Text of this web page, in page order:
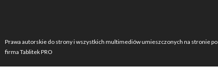
Prawa autorskie do strony i wszystkich multimediów umieszczonych na stronie
firma Tablitek PRO